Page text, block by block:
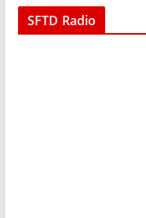
SFTD Radio